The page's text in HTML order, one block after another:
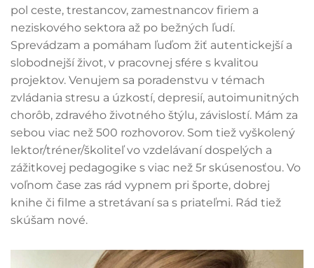
pol ceste, trestancov, zamestnancov firiem a
neziskového sektora až po bežných ľudí.
Sprevádzam a pomáham ľuďom žiť autentickejší a
slobodnejší život, v pracovnej sfére s kvalitou
projektov. Venujem sa poradenstvu v témach
zvládania stresu a úzkostí, depresií, autoimunitných
chorôb, zdravého životného štýlu, závislostí. Mám za
sebou viac než 500 rozhovorov. Som tiež vyškolený
lektor/tréner/školiteľ vo vzdelávaní dospelých a
zážitkovej pedagogike s viac než 5r skúsenosťou. Vo
voľnom čase zas rád vypnem pri športe, dobrej
knihe či filme a stretávaní sa s priateľmi. Rád tiež
skúšam nové.